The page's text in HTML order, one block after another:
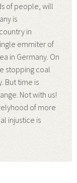
of people, will
is
in
emmiter of
in Germany. On
stopping coal
But time is
Not with us!
of more
injustice is